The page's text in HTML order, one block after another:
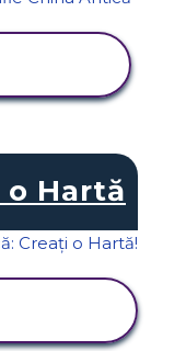
o Hartă